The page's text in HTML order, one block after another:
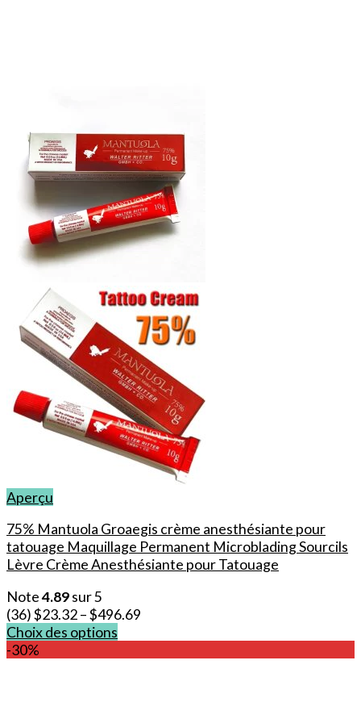
Aperçu
75% Mantuola Groaegis crème anesthésiante pour
tatouage Maquillage Permanent Microblading Sourcils
Lèvre Crème Anesthésiante pour Tatouage
Note4.89sur 5
(36)$23.32–$496.69
Choix des options
Ce
-30%